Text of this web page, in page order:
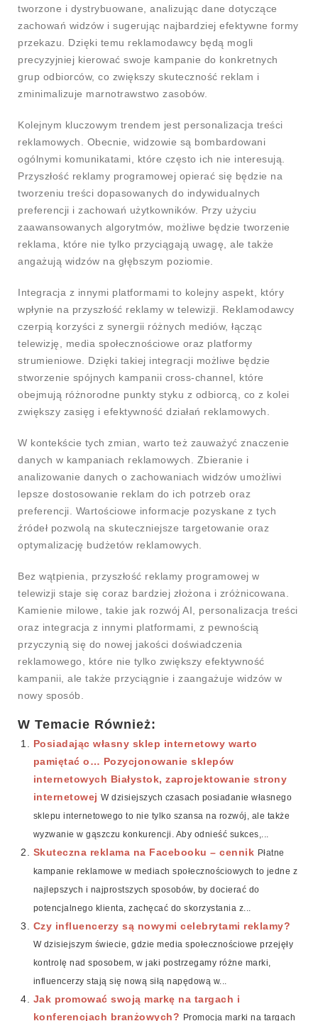
tworzone i dystrybuowane, analizując dane dotyczące
zachowań widzów i sugerując najbardziej efektywne formy
przekazu. Dzięki temu reklamodawcy będą mogli
precyzyjniej kierować swoje kampanie do konkretnych
grup odbiorców, co zwiększy skuteczność reklam i
zminimalizuje marnotrawstwo zasobów.
Kolejnym kluczowym trendem jest personalizacja treści
reklamowych. Obecnie, widzowie są bombardowani
ogólnymi komunikatami, które często ich nie interesują.
Przyszłość reklamy programowej opierać się będzie na
tworzeniu treści dopasowanych do indywidualnych
preferencji i zachowań użytkowników. Przy użyciu
zaawansowanych algorytmów, możliwe będzie tworzenie
reklama, które nie tylko przyciągają uwagę, ale także
angażują widzów na głębszym poziomie.
Integracja z innymi platformami to kolejny aspekt, który
wpłynie na przyszłość reklamy w telewizji. Reklamodawcy
czerpią korzyści z synergii różnych mediów, łącząc
telewizję, media społecznościowe oraz platformy
strumieniowe. Dzięki takiej integracji możliwe będzie
stworzenie spójnych kampanii cross-channel, które
obejmują różnorodne punkty styku z odbiorcą, co z kolei
zwiększy zasięg i efektywność działań reklamowych.
W kontekście tych zmian, warto też zauważyć znaczenie
danych w kampaniach reklamowych. Zbieranie i
analizowanie danych o zachowaniach widzów umożliwi
lepsze dostosowanie reklam do ich potrzeb oraz
preferencji. Wartościowe informacje pozyskane z tych
źródeł pozwolą na skuteczniejsze targetowanie oraz
optymalizację budżetów reklamowych.
Bez wątpienia, przyszłość reklamy programowej w
telewizji staje się coraz bardziej złożona i zróżnicowana.
Kamienie milowe, takie jak rozwój AI, personalizacja treści
oraz integracja z innymi platformami, z pewnością
przyczynią się do nowej jakości doświadczenia
reklamowego, które nie tylko zwiększy efektywność
kampanii, ale także przyciągnie i zaangażuje widzów w
nowy sposób.
W Temacie Również:
Posiadając własny sklep internetowy warto
pamiętać o… Pozycjonowanie sklepów
internetowych Białystok, zaprojektowanie strony
internetowej W dzisiejszych czasach posiadanie własnego
sklepu internetowego to nie tylko szansa na rozwój, ale także
wyzwanie w gąszczu konkurencji. Aby odnieść sukces,...
Skuteczna reklama na Facebooku – cennik Płatne
kampanie reklamowe w mediach społecznościowych to jedne z
najlepszych i najprostszych sposobów, by docierać do
potencjalnego klienta, zachęcać do skorzystania z...
Czy influencerzy są nowymi celebrytami reklamy?
W dzisiejszym świecie, gdzie media społecznościowe przejęły
kontrolę nad sposobem, w jaki postrzegamy różne marki,
influencerzy stają się nową siłą napędową w...
Jak promować swoją markę na targach i
konferencjach branżowych? Promocja marki na targach